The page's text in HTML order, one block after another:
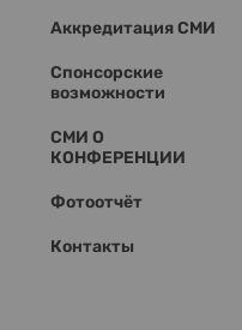
Аккредитация СМИ
Спонсорские
возможности
СМИ О
КОНФЕРЕНЦИИ
Фотоотчёт
Контакты